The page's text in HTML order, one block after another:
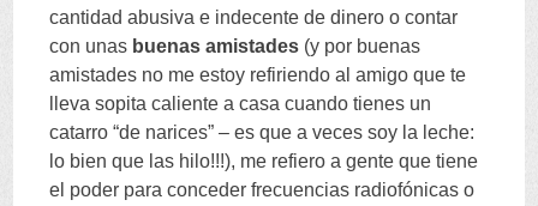
cantidad abusiva e indecente de dinero o contar
con unas buenas amistades (y por buenas
amistades no me estoy refiriendo al amigo que te
lleva sopita caliente a casa cuando tienes un
catarro “de narices” –es que a veces soy la leche:
lo bien que las hilo!!!), me refiero a gente que tiene
el poder para conceder frecuencias radiofónicas o